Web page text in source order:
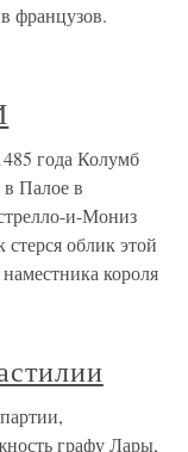
французов.
года Колумб
Палое в
и-Мониз
стерся облик этой
короля
графу Лары,